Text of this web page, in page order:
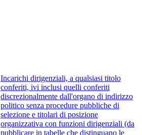
Incarichi dirigenziali, a qualsiasi titolo
conferiti, ivi inclusi quelli conferiti
discrezionalmente dall'organo di indirizzo
politico senza procedure pubbliche di
selezione e titolari di posizione
organizzativa con funzioni dirigenziali (da
pubblicare in tabelle che distinguano le